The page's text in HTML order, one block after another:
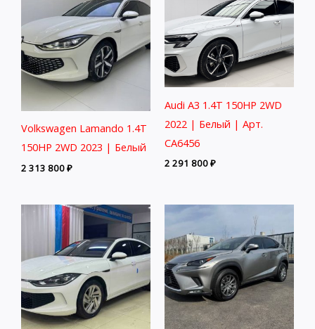
Volkswagen Lamando 1.4T
150HP 2WD 2023 | Белый
2 313 800₽
Audi A3 1.4T 150HP 2WD
2022 | Белый | Арт.
CA6456
2 291 800₽